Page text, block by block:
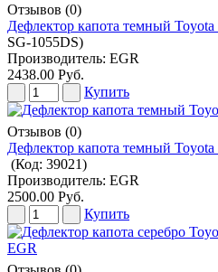
Отзывов (0)
Дефлектор капота темный
SG-1055DS)
Производитель: EGR
2438.00 Руб.
Купить
Отзывов (0)
Дефлектор капота темный
(Код: 39021)
Производитель: EGR
2500.00 Руб.
Купить